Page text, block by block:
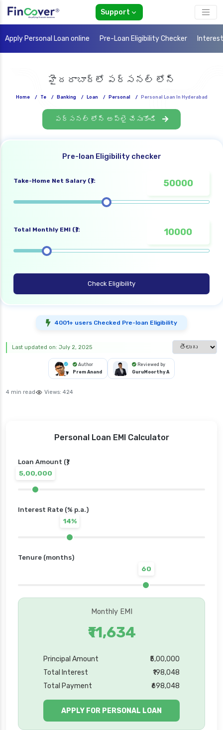
Support
Apply Personal Loan online Pre-Loan Eligibility Checker
హైదరాబాద్‌లో పర్సనల్ లోన్
Home / Te / Banking / Loan / Personal / Personal Loan In Hyderabad
పర్సనల్ లోన్ అప్లై చేసుకోండి
Pre-loan Eligibility checker
Take-Home Net Salary (₹):
Total Monthly EMI (₹):
Check Eligibility
4001+ users Checked Pre-loan Eligibility
Select
Last updated on: July 2, 2025
Author
Prem Anand
Reviewed by
GuruMoorthy A
4 min read Views: 424
Personal Loan EMI Calculator
Loan Amount (₹)
5,00,000
Interest Rate (% p.a.)
14%
Tenure (months)
60
Monthly EMI
₹11,634
Principal Amount
₹5,00,000
Total Interest
₹198,048
Total Payment
₹698,048
APPLY FOR PERSONAL LOAN